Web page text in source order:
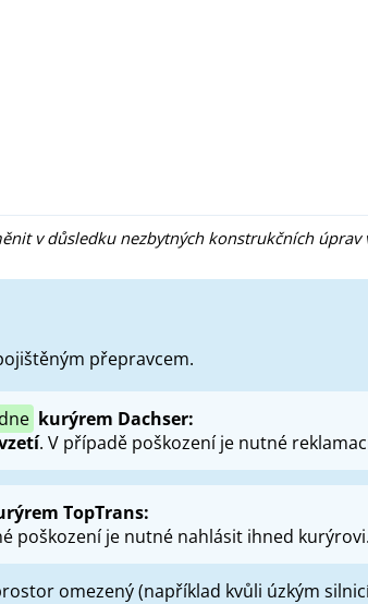
v důsledku nezbytných konstrukčních úprav
přepravcem.
kurýrem Dachser:
. V případě poškození je nutné
TopTrans:
poškození je nutné nahlásit ihned kurýrovi.
omezený (například kvůli úzkým